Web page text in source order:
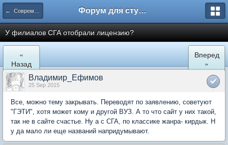
← Современная Гуманитарная Академия Форум для студента СГА
У филиалов СГА отобрали лицензию?
«
Назад
Вперед
»
Владимир_Ефимов
25 Sep 2015
Все, можно тему закрывать. Переводят по заявлению, советуют
"ГЭТИ", хотя может кому и другой ВУЗ. А то что сайт у них такой,
так не в сайте счастье. Ну а с СГА, по классике жанра- кирдык. Н
у да мало ли еще названий напридумывают.